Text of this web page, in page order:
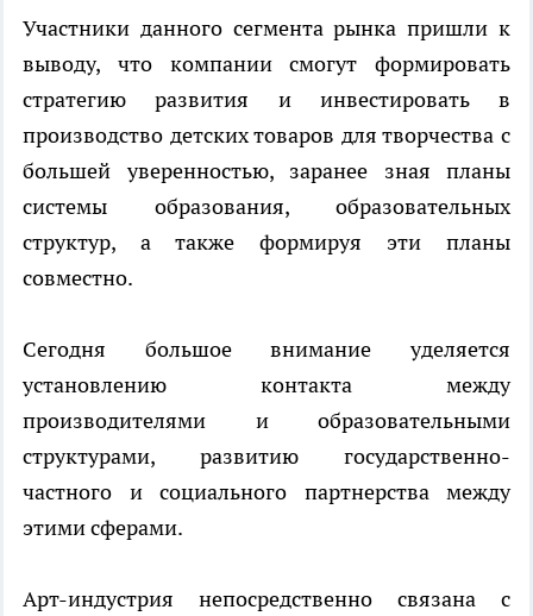
Участники данного сегмента рынка пришли к
выводу, что компании смогут формировать
стратегию развития и инвестировать в
производство детских товаров для творчества с
большей уверенностью, заранее зная планы
системы образования, образовательных
структур, а также формируя эти планы
совместно.
Сегодня большое внимание уделяется
установлению контакта между
производителями и образовательными
структурами, развитию государственно-
частного и социального партнерства между
этими сферами.
Арт-индустрия непосредственно связана с